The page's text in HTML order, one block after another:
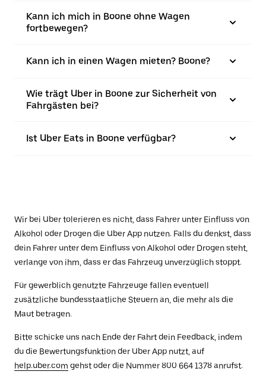
Kann ich mich in Boone ohne Wagen
fortbewegen?
Kann ich in einen Wagen mieten? Boone?
Wie trägt Uber in Boone zur Sicherheit von
Fahrgästen bei?
Ist Uber Eats in Boone verfügbar?
Wir bei Uber tolerieren es nicht, dass Fahrer unter Einfluss von
Alkohol oder Drogen die Uber App nutzen. Falls du denkst, dass
dein Fahrer unter dem Einfluss von Alkohol oder Drogen steht,
verlange von ihm, dass er das Fahrzeug unverzüglich stoppt.
Für gewerblich genutzte Fahrzeuge fallen eventuell
zusätzliche bundesstaatliche Steuern an, die mehr als die
Maut betragen.
Bitte schicke uns nach Ende der Fahrt dein Feedback, indem
du die Bewertungsfunktion der Uber App nutzt, auf
help.uber.com gehst oder die Nummer 800 664 1378 anrufst.